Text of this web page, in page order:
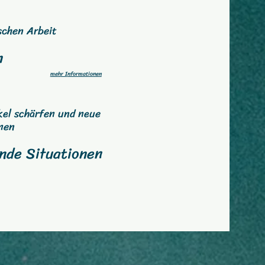
Arbeit
mehr Informationen
schärfen undneue
Situationen